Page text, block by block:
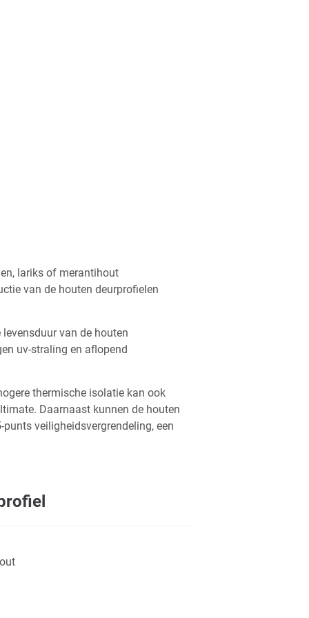
lariks of merantihout
van de houten deurprofielen
van de houten
uv-straling en aflopend
thermische isolatie kan ook
Daarnaast kunnen de houten
veiligheidsvergrendeling, een